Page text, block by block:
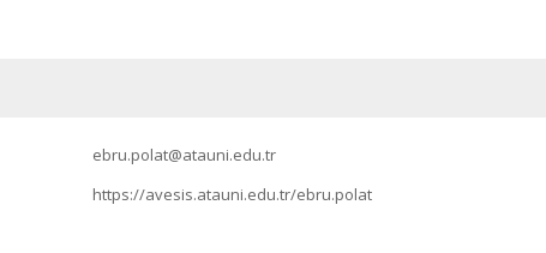
ebru.polat@atauni.edu.tr
https://avesis.atauni.edu.tr/ebru.polat